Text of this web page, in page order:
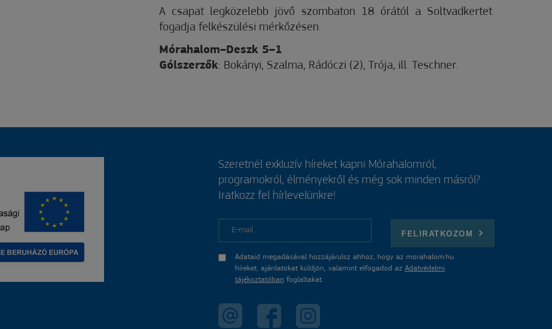
A csapat legközelebb jövő szombaton 18 órától a Soltvadkertet
fogadja felkészülési mérkőzésen.
Mórahalom–Deszk 5–1
Gólszerzők: Bokányi, Szalma, Rádóczi (2), Trója, ill. Teschner.
Szeretnél exkluzív híreket kapni Mórahalomról,
programokról, élményekről és még sok minden másról?
Iratkozz fel hírlevelünkre!
FELIRATKOZOM
Adataid megadásával hozzájárulsz ahhoz, hogy az morahalom.hu
híreket, ajánlatokat küldjön, valamint elfogadod az Adatvédelmi
tájékoztatóban foglaltakat.